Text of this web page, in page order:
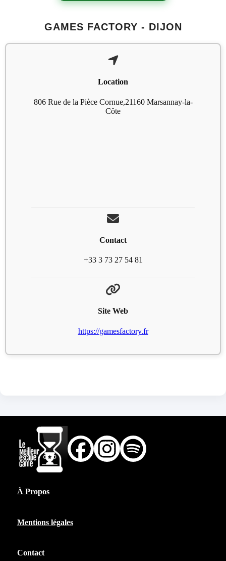
GAMES FACTORY - DIJON
Location
806 Rue de la Pièce Cornue,21160 Marsannay-la-
Côte
Contact
+33 3 73 27 54 81
Site Web
https://gamesfactory.fr
À Propos
Mentions légales
Contact